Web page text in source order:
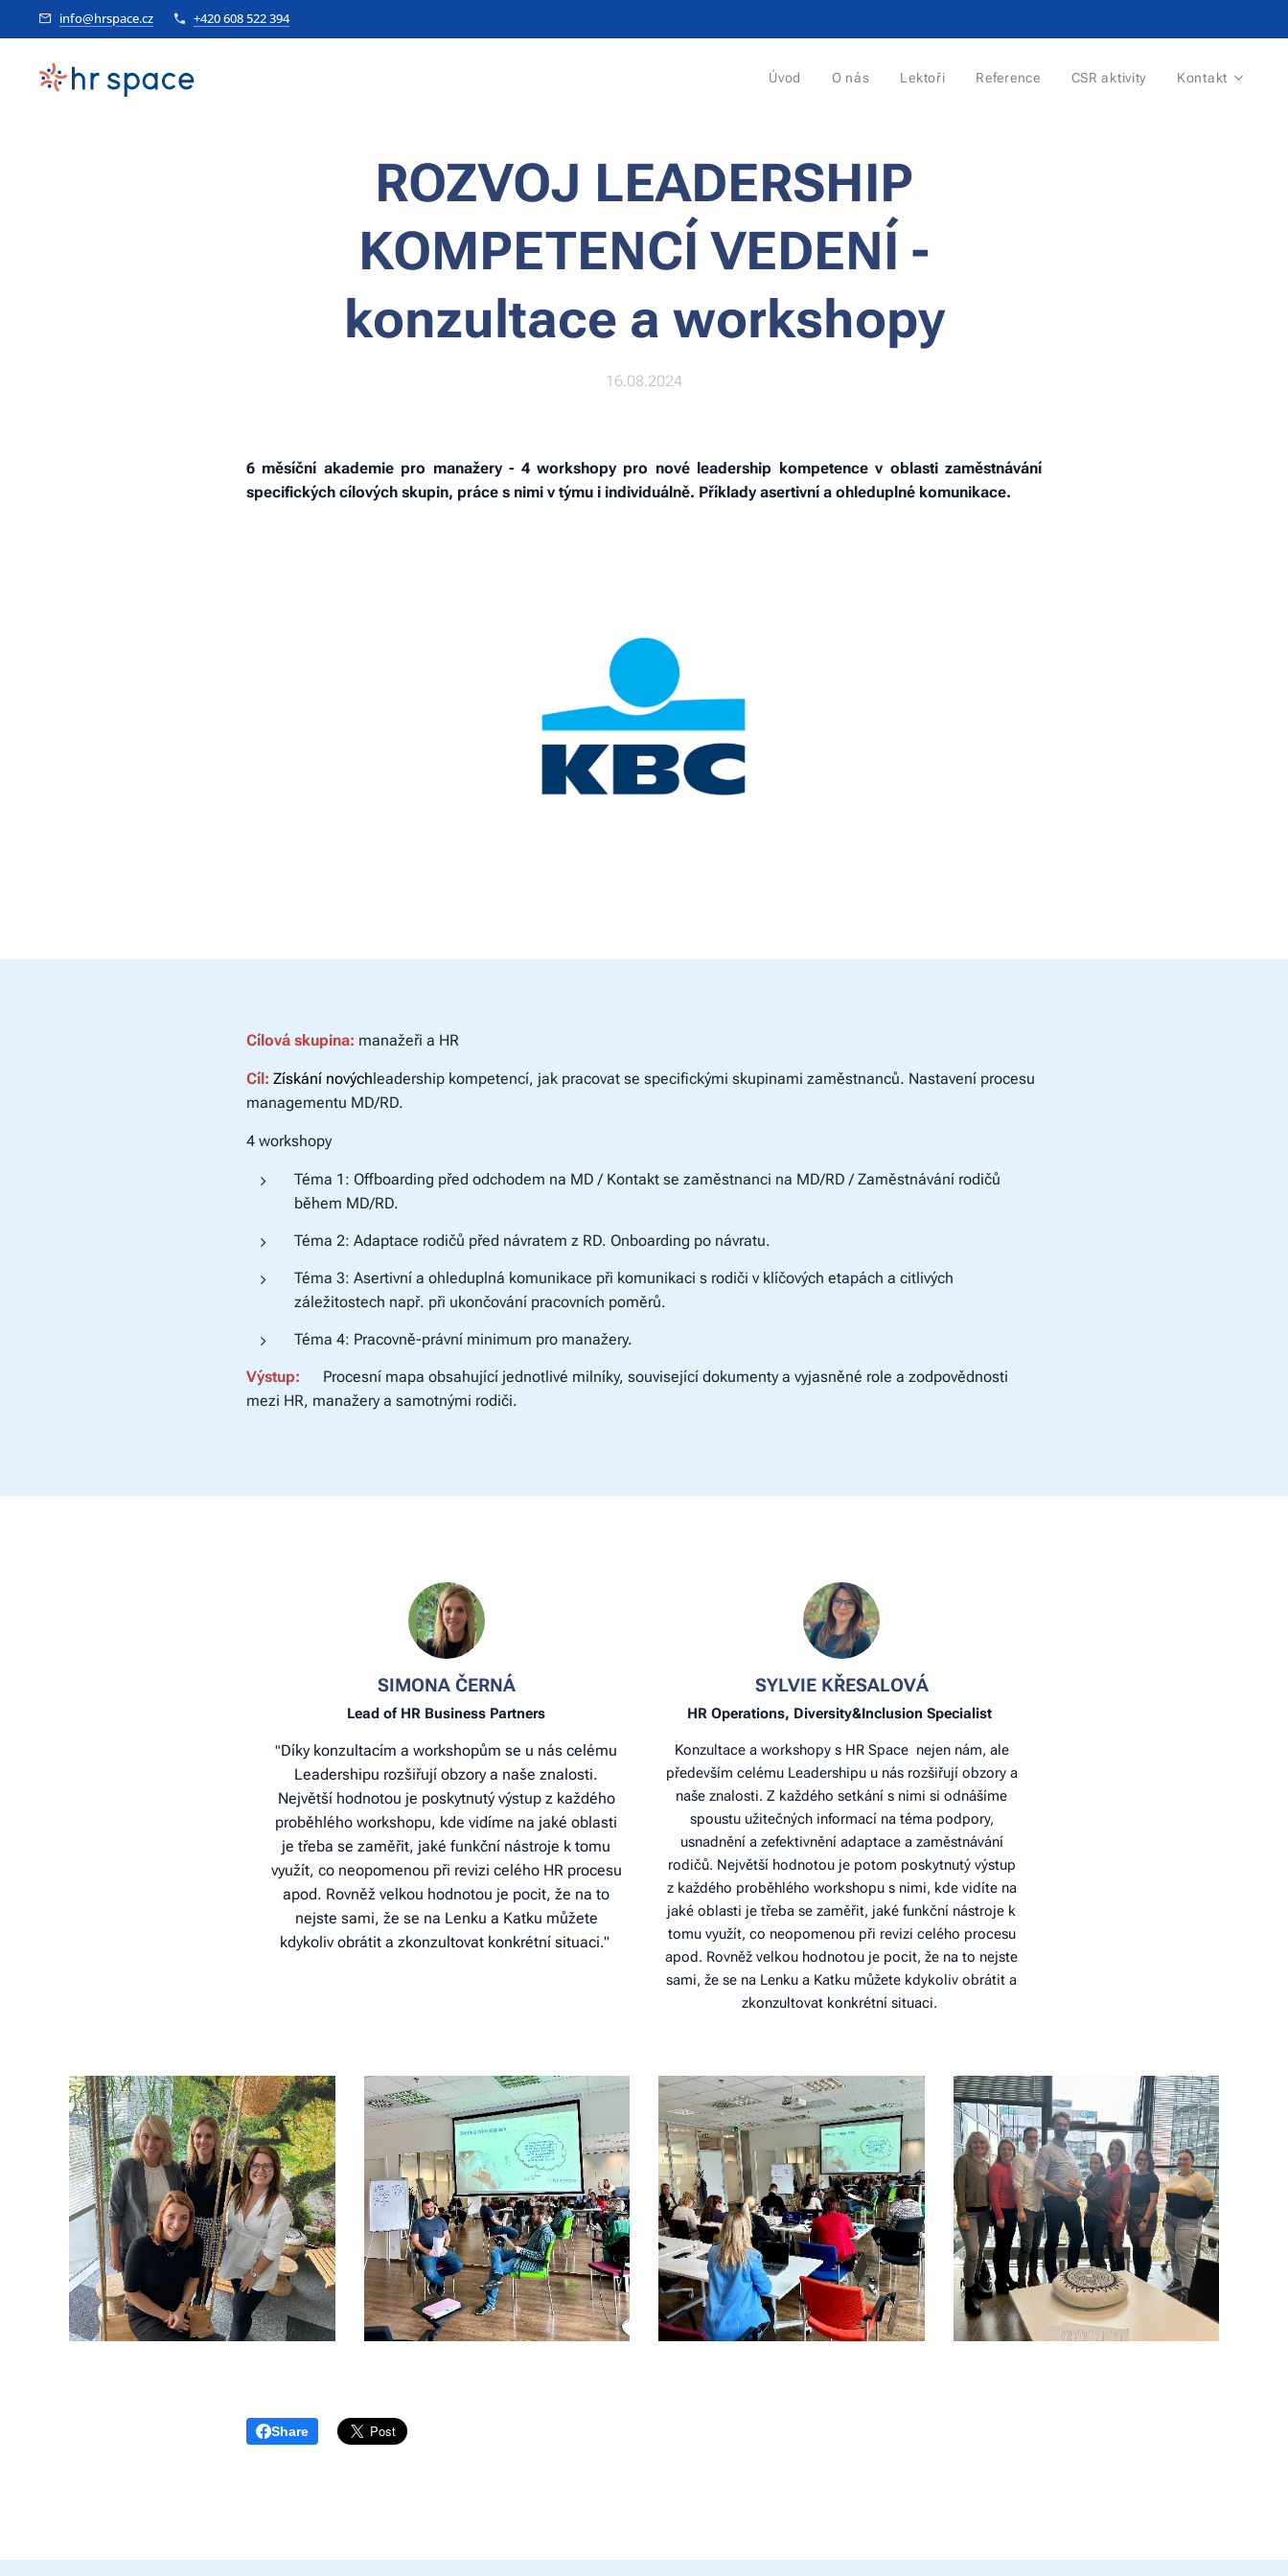
info@hrspace.cz +420 608 522 394
Úvod O nás Lektoři Reference CSR aktivity Kontakt
ROZVOJ LEADERSHIP
KOMPETENCÍ VEDENÍ -
konzultace a workshopy
16.08.2024
6 měsíční akademie pro manažery - 4 workshopy pro nové leadership kompetence v oblasti zaměstnávání
specifických cílových skupin, práce s nimi v týmu i individuálně. Příklady asertivní a ohleduplné komunikace.
Cílová skupina: manažeři a HR
Cíl: Získání novýchleadership kompetencí, jak pracovat se specifickými skupinami zaměstnanců. Nastavení procesu
managementu MD/RD.
4 workshopy
Téma 1: Offboarding před odchodem na MD / Kontakt se zaměstnanci na MD/RD / Zaměstnávání rodičů
během MD/RD.
Téma 2: Adaptace rodičů před návratem z RD. Onboarding po návratu.
Téma 3: Asertivní a ohleduplná komunikace při komunikaci s rodiči v klíčových etapách a citlivých
záležitostech např. při ukončování pracovních poměrů.
Téma 4: Pracovně-právní minimum pro manažery.
Výstup:
Procesní mapa obsahující jednotlivé milníky, související dokumenty a vyjasněné role a zodpovědnosti
mezi HR, manažery a samotnými rodiči.
SIMONA ČERNÁ
Lead of HR Business Partners
"Díky konzultacím a workshopům se u nás celému
Leadershipu rozšiřují obzory a naše znalosti.
Největší hodnotou je poskytnutý výstup z každého
proběhlého workshopu, kde vidíme na jaké oblasti
je třeba se zaměřit, jaké funkční nástroje k tomu
využít, co neopomenou při revizi celého HR procesu
apod. Rovněž velkou hodnotou je pocit, že na to
nejste sami, že se na Lenku a Katku můžete
kdykoliv obrátit a zkonzultovat konkrétní situaci."
SYLVIE KŘESALOVÁ
HR Operations, Diversity&Inclusion Specialist
Konzultace a workshopy s HR Space nejen nám, ale
především celému Leadershipu u nás rozšiřují obzory a
naše znalosti. Z každého setkání s nimi si odnášíme
spoustu užitečných informací na téma podpory,
usnadnění a zefektivnění adaptace a zaměstnávání
rodičů. Největší hodnotou je potom poskytnutý výstup
z každého proběhlého workshopu s nimi, kde vidíte na
jaké oblasti je třeba se zaměřit, jaké funkční nástroje k
tomu využít, co neopomenou při revizi celého procesu
apod. Rovněž velkou hodnotou je pocit, že na to nejste
sami, že se na Lenku a Katku můžete kdykoliv obrátit a
zkonzultovat konkrétní situaci.
Share